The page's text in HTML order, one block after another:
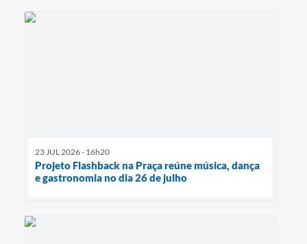
23 JUL 2026 - 16h20
Projeto Flashback na Praça reúne música, dança
e gastronomia no dia 26 de julho